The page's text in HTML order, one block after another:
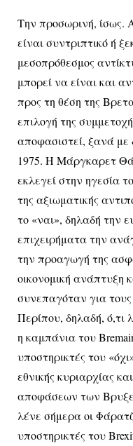
Την προσωρινή, ίσως.
είναι συντριπτικό ή
μεσοπρόθεσμος
μπορεί να είναι και
προς τη θέση της
επιλογή της
αποφασιστεί, ξανά με
1975. Η Μάργκαρετ
εκλεγεί στην ηγεσία
της αξιωματικής
το «ναι», δηλαδή την
επιχειρήματα την
την προαγωγή της
οικονομική ανάπτυξη
συνεπαγόταν για
Περίπου, δηλαδή, ό,τι
η καμπάνια του
υποστηρικτές του
εθνικής κυριαρχίας
αποφάσεων των
λένε σήμερα οι
υποστηρικτές του